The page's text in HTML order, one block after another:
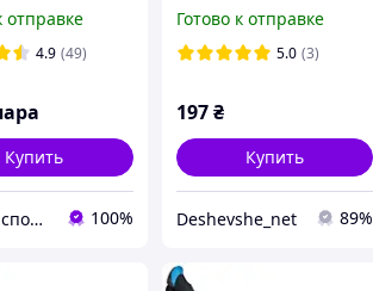
отправке
4.9 (49)
Купить
FitLike - спортивний інтернет-магазин 100%
трекинга
скандинавской ходьбы
Готово к отправке
5.0 (3)
197 ₴
Купить
Deshevshe_net 89%